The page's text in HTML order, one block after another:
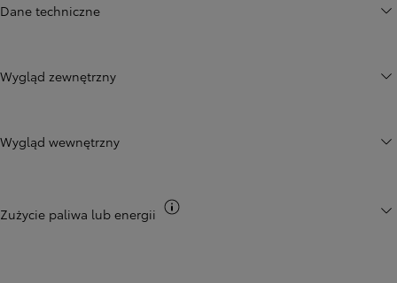
Dane techniczne
Wygląd zewnętrzny
Wygląd wewnętrzny
Zużycie paliwa lub energii